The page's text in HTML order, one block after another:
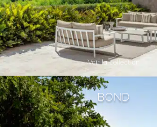
Voir la collection
BOND